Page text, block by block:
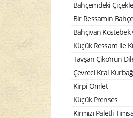
Bahçemdeki
Bir Ressamın
Bahçıvan Köstebek
Küçük Ressam ile
Tavşan Çiko’nun
Çevreci Kral
Kirpi Omlet
Küçük Prenses
Kırmızı Paletli